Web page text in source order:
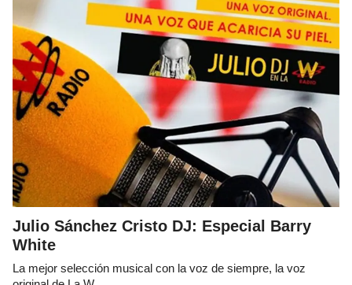
Julio Sánchez Cristo DJ: Especial Barry
White
La mejor selección musical con la voz de siempre, la voz